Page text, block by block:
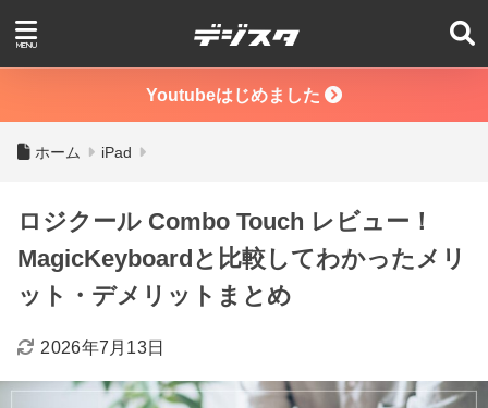
Youtubeはじめました
ホーム iPad
ロジクール Combo Touch レビュー！
MagicKeyboardと比較してわかったメリ
ット・デメリットまとめ
2026年7月13日